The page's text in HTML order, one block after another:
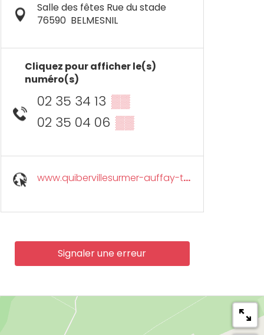
Salle des fêtes Rue du stade
76590 BELMESNIL
Cliquez pour afficher le(s)
numéro(s)
02 35 34 13 ▒▒
02 35 04 06 ▒▒
www.quibervillesurmer-auffay-tourisme.com
Signaler une erreur